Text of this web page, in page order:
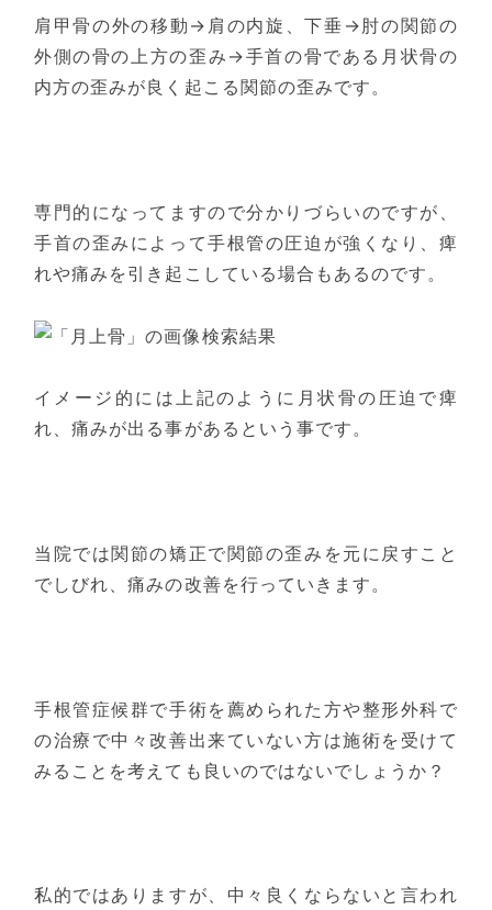
肩甲骨の外の移動→肩の内旋、下垂→肘の関節の
外側の骨の上方の歪み→手首の骨である月状骨の
内方の歪みが良く起こる関節の歪みです。
専門的になってますので分かりづらいのですが、
手首の歪みによって手根管の圧迫が強くなり、痺
れや痛みを引き起こしている場合もあるのです。
イメージ的には上記のように月状骨の圧迫で痺
れ、痛みが出る事があるという事です。
当院では関節の矯正で関節の歪みを元に戻すこと
でしびれ、痛みの改善を行っていきます。
手根管症候群で手術を薦められた方や整形外科で
の治療で中々改善出来ていない方は施術を受けて
みることを考えても良いのではないでしょうか？
私的ではありますが、中々良くならないと言われ